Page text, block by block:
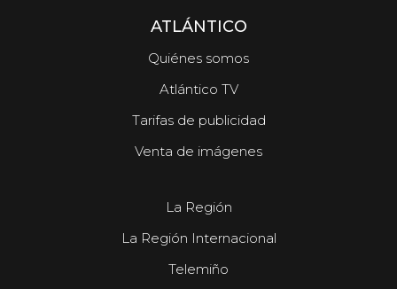
ATLÁNTICO
Quiénes somos
Atlántico TV
Tarifas de publicidad
Venta de imágenes
La Región
La Región Internacional
Telemiño